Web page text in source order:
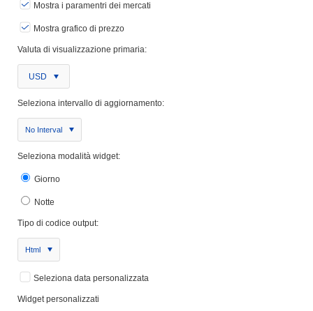
Mostra i paramentri dei mercati
Mostra grafico di prezzo
Valuta di visualizzazione primaria:
USD
Seleziona intervallo di aggiornamento:
No Interval
Seleziona modalità widget:
Giorno
Notte
Tipo di codice output:
Html
Seleziona data personalizzata
Widget personalizzati